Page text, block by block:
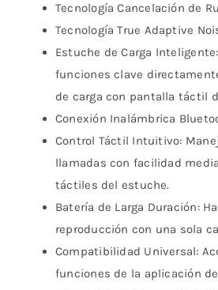
Tecnología Cancelación de
Tecnología True Adaptive
Estuche de Carga
funciones clave
de carga con pantalla táctil
Conexión Inalámbrica
Control Táctil Intuitivo:
llamadas con facilidad
táctiles del estuche.
Batería de Larga Duración:
reproducción con una sola
Compatibilidad Universal:
funciones de la aplicación